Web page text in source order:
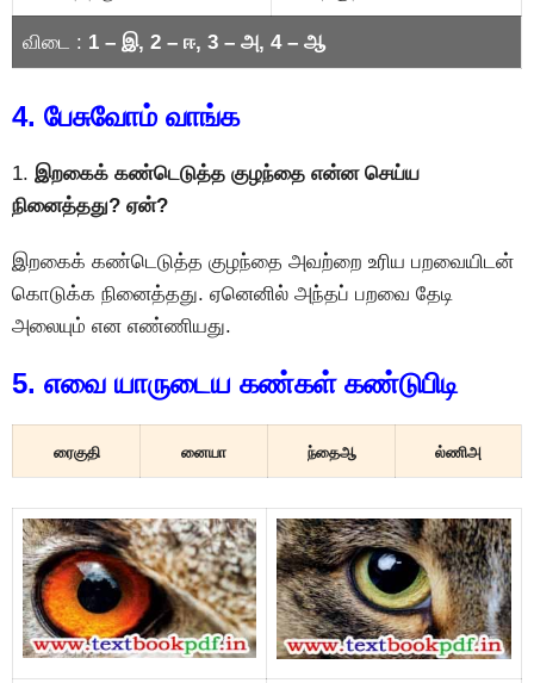
விடை : 1 – இ, 2 – ஈ, 3 – அ, 4 – ஆ
4. பேசுவோம் வாங்க
1. இறகைக் கண்டெடுத்த குழந்தை என்ன செய்ய
நினைத்தது? ஏன்?
இறகைக் கண்டெடுத்த குழந்தை அவற்றை உரிய பறவையிடன்
கொடுக்க நினைத்தது. ஏனெனில் அந்தப் பறவை தேடி
அலையும் என எண்ணியது.
5. எவை யாருடைய கண்கள் கண்டுபிடி
ரைகுதி னையா ந்தைஆ ல்ணிஅ